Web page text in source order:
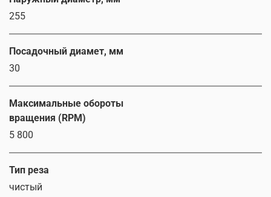
255
Посадочный диамет, мм
30
Максимальные обороты
вращения (RPM)
5 800
Тип реза
чистый